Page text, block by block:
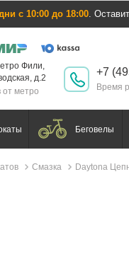
с 10:00 до 18:00.
Фили,
д.2
от метро
+7
Время
Беговелы
Смазка Daytona